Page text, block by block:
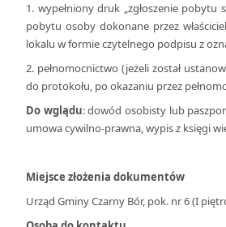
1. wypełniony druk „zgłoszenie pobytu
pobytu osoby dokonane przez
lokalu w formie czytelnego podpisu z
2. pełnomocnictwo (jeżeli został
do protokołu, po okazaniu przez
Do wglądu: dowód osobisty lub
umowa cywilno-prawna, wypis z księgi
Miejsce złożenia dokumentów
Urząd Gminy Czarny Bór, pok. nr 6 (I